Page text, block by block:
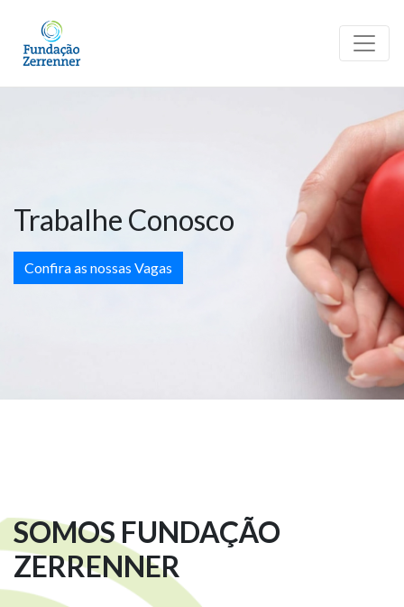
Trabalhe Conosco
Confira as nossas Vagas
SOMOS FUNDAÇÃO
ZERRENNER